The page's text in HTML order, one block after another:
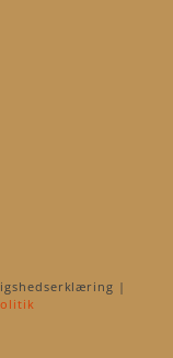
|